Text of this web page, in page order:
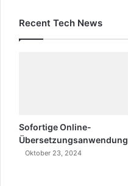
Recent Tech News
Sofortige Online-
Übersetzungsanwendung
Oktober 23, 2024